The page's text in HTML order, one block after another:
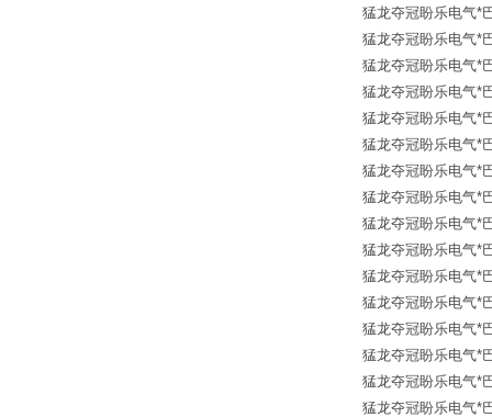
猛龙夺冠盼乐电气*
猛龙夺冠盼乐电气*
猛龙夺冠盼乐电气*
猛龙夺冠盼乐电气*
猛龙夺冠盼乐电气*
猛龙夺冠盼乐电气*
猛龙夺冠盼乐电气*
猛龙夺冠盼乐电气*
猛龙夺冠盼乐电气*
猛龙夺冠盼乐电气*
猛龙夺冠盼乐电气*
猛龙夺冠盼乐电气*
猛龙夺冠盼乐电气*
猛龙夺冠盼乐电气*
猛龙夺冠盼乐电气*
猛龙夺冠盼乐电气*